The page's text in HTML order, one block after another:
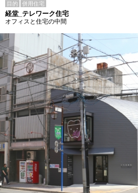
目的 併用住宅
経堂_テレワーク住宅
オフィスと住宅の中間